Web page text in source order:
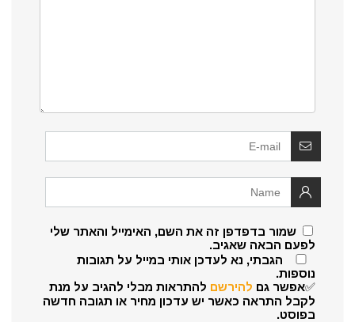
שמור בדפדפן זה את השם, האימייל והאתר שלי
לפעם הבאה שאגיב.
הגבתי, נא לעדכן אותי במייל על תגובות
נוספות.
✅אפשר גם להירשם להתראות מבלי להגיב על מנת
לקבל התראה כאשר יש עדכון מחיר או תגובה חדשה
בפוסט.